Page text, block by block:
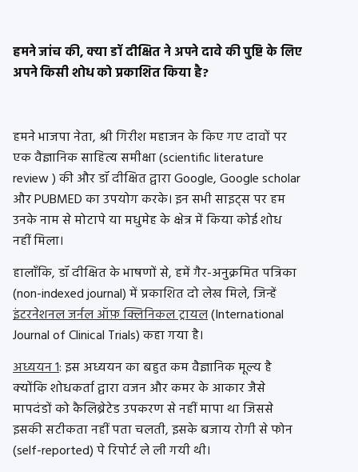
हमने जांच की, क्या डॉ दीक्षित ने अपने दावे की पुष्टि के लिए
अपने किसी शोध को प्रकाशित किया है?
हमने भाजपा नेता, श्री गिरीश महाजन के किए गए दावों पर
एक वैज्ञानिक साहित्य समीक्षा (scientific literature
review ) की और डॉ दीक्षित द्वारा Google, Google scholar
और PUBMED का उपयोग करके। इन सभी साइट्स पर हम
उनके नाम से मोटापे या मधुमेह के क्षेत्र में किया कोई शोध
नहीं मिला।
हालाँकि, डॉ दीक्षित के भाषणों से, हमें गैर-अनुक्रमित पत्रिका
(non-indexed journal) में प्रकाशित दो लेख मिले, जिन्हें
इंटरनेशनल जर्नल ऑफ़ क्लिनिकल ट्रायल(International
Journal of Clinical Trials) कहा गया है।
अध्ययन 1: इस अध्ययन का बहुत कम वैज्ञानिक मूल्य है
क्योंकि शोधकर्ता द्वारा वजन और कमर के आकार जैसे
मापदंडों को कैलिब्रेटेड उपकरण से नहीं मापा था जिससे
इसकी सटीकता नहीं पता चलती, इसके बजाय रोगी से फोन
(self-reported) पे रिपोर्ट ले ली गयी थी।